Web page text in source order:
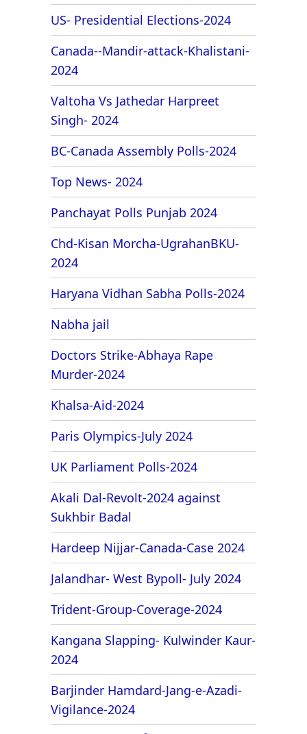
US- Presidential Elections-2024
Canada--Mandir-attack-Khalistani-
2024
Valtoha Vs Jathedar Harpreet
Singh- 2024
BC-Canada Assembly Polls-2024
Top News- 2024
Panchayat Polls Punjab 2024
Chd-Kisan Morcha-UgrahanBKU-
2024
Haryana Vidhan Sabha Polls-2024
Nabha jail
Doctors Strike-Abhaya Rape
Murder-2024
Khalsa-Aid-2024
Paris Olympics-July 2024
UK Parliament Polls-2024
Akali Dal-Revolt-2024 against
Sukhbir Badal
Hardeep Nijjar-Canada-Case 2024
Jalandhar- West Bypoll- July 2024
Trident-Group-Coverage-2024
Kangana Slapping- Kulwinder Kaur-
2024
Barjinder Hamdard-Jang-e-Azadi-
Vigilance-2024